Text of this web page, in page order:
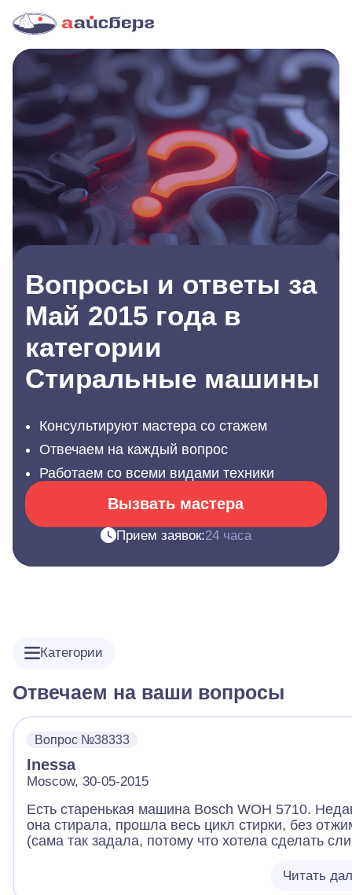
Вопросы и ответы за
Май 2015 года в
категории
Стиральные машины
Консультируют мастера со стажем
Отвечаем на каждый вопрос
Работаем со всеми видами техники
Вызвать мастера
Прием заявок:24 часа
Категории
Отвечаем на ваши вопросы
Вопрос №38333
Inessa
Moscow, 30-05-2015
Есть старенькая машина Bosch WOH 5710.
она стирала, прошла весь цикл стирки, без
(сама так задала, потому что хотела сделать
всегда так делаю). А в тот день машина воды
Читать